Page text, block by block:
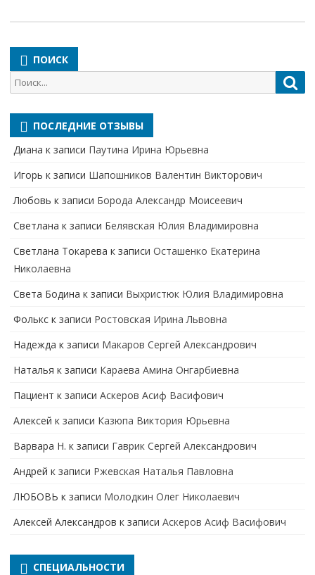
ПОИСК
Поиск
для:
ПОСЛЕДНИЕ ОТЗЫВЫ
Диана к записи Паутина Ирина Юрьевна
Игорь к записи Шапошников Валентин Викторович
Любовь к записи Борода Александр Моисеевич
Светлана к записи Белявская Юлия Владимировна
Cветлана Токарева к записи Осташенко Екатерина
Николаевна
Света Бодина к записи Выхристюк Юлия Владимировна
Фолькс к записи Ростовская Ирина Львовна
Надежда к записи Макаров Сергей Александрович
Наталья к записи Караева Амина Онгарбиевна
Пациент к записи Аскеров Асиф Васифович
Алексей к записи Казюпа Виктория Юрьевна
Варвара Н. к записи Гаврик Сергей Александрович
Андрей к записи Ржевская Наталья Павловна
ЛЮБОВЬ к записи Молодкин Олег Николаевич
Алексей Александров к записи Аскеров Асиф Васифович
СПЕЦИАЛЬНОСТИ